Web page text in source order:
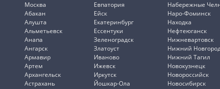
Москва
Абакан
Алушта
Альметьевск
Анапа
Ангарск
Армавир
Артем
Архангельск
Астрахань
Евпатория
Ейск
Екатеринбург
Ессентуки
Зеленоградск
Златоуст
Иваново
Ижевск
Иркутск
Йошкар-Ола
Набережные
Наро-Фоминск
Находка
Нефтеюганск
Нижневартовск
Нижний
Нижний Тагил
Новокузнецк
Новороссийск
Новосибирск